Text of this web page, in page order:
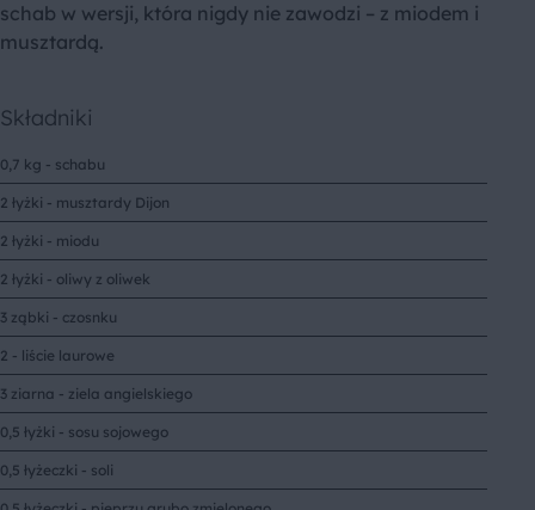
schab w wersji, która nigdy nie zawodzi – z miodem i
musztardą.
Składniki
0,7 kg - schabu
2 łyżki - musztardy Dijon
2 łyżki - miodu
2 łyżki - oliwy z oliwek
3 ząbki - czosnku
2 - liście laurowe
3 ziarna - ziela angielskiego
0,5 łyżki - sosu sojowego
0,5 łyżeczki - soli